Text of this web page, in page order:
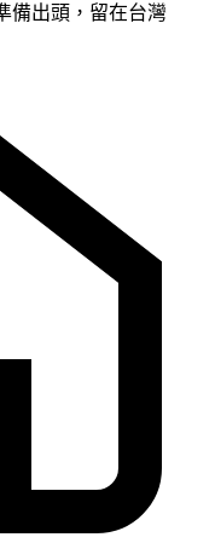
備出頭，留在台灣